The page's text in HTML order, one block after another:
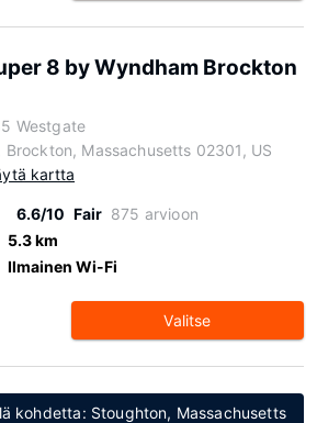
8 by Wyndham Brockton
Westgate
Brockton, Massachusetts 02301, US
kartta
6.6/10 Fair 875 arvioon
5.3 km
Ilmainen Wi-Fi
Valitse
kohdetta: Stoughton, Massachusetts